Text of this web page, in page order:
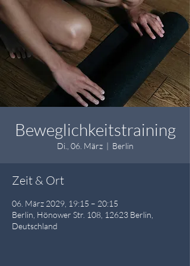
Beweglichkeitstraining
Di., 06. März
  |
Berlin
Zeit & Ort
06. März 2029, 19:15 – 20:15
Berlin, Hönower Str. 108, 12623 Berlin,
Deutschland